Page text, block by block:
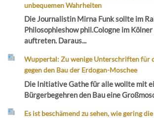
unbequemen Wahrheiten
Die Journalistin Mirna Funk sollte im
Philosophieshow phil.Cologne im
auftreten. Daraus...
Wuppertal: Zu wenige Unterschriften für
gegen den Bau der Erdogan-Moschee
Die Initiative Gathe für alle wollte mit
Bürgerbegehren den Bau eine
Es ist beschämend zu sehen, wie gering